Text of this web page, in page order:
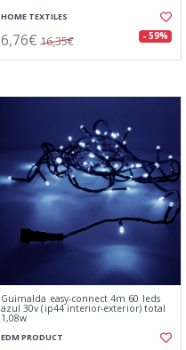
HOME TEXTILES
6,76€ 16,35€ - 59%
Guirnalda easy-connect 4m 60 leds
azul 30v (ip44 interior-exterior) total
1,08w
EDM PRODUCT